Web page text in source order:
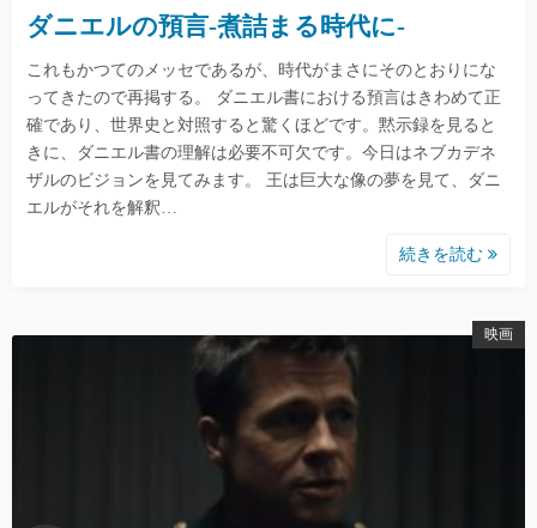
ダニエルの預言-煮詰まる時代に-
これもかつてのメッセであるが、時代がまさにそのとおりにな
ってきたので再掲する。 ダニエル書における預言はきわめて正
確であり、世界史と対照すると驚くほどです。黙示録を見ると
きに、ダニエル書の理解は必要不可欠です。今日はネブカデネ
ザルのビジョンを見てみます。 王は巨大な像の夢を見て、ダニ
エルがそれを解釈…
続きを読む
映画